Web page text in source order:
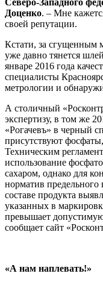
Северо-Западного
Доценко. – Мне
своей репутации.
Кстати, за сгущенным
уже давно тянется
январе 2016 года
специалисты
метрологии и
А столичный
экспертизу, в том же
«Рогачевъ» в черный
присутствуют
Техническим
использование
сахаром, однако для
норматив предельного
составе продукта
указанных в
превышает
сообщает сайт
«А нам наплевать!»